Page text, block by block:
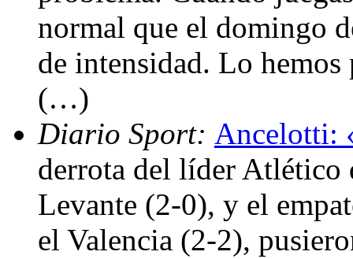
normal que el domingo
de intensidad. Lo hemos
(…)
Diario Sport: Ancelotti:
derrota del líder Atlético
Levante (2-0), y el
el Valencia (2-2),